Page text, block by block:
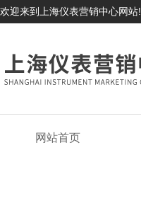
欢迎来到上海仪表营销中心网站!
网站首页